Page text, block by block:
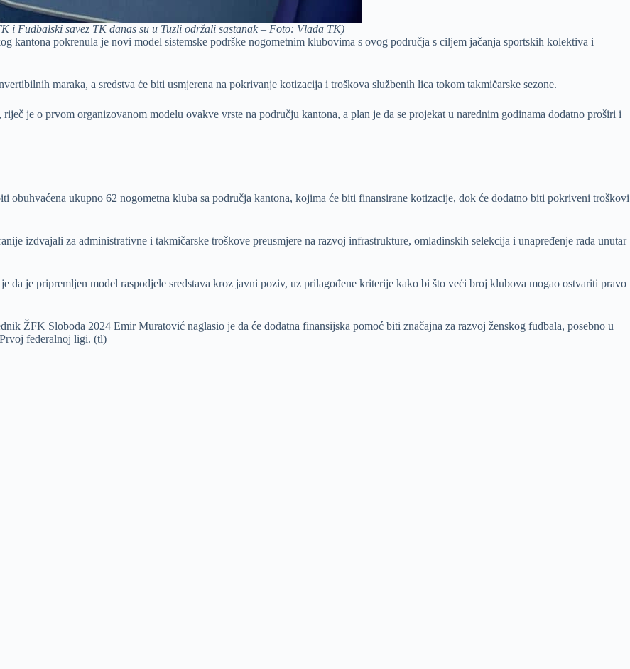
i Fudbalski savez TK danas su u Tuzli održali sastanak – Foto: Vlada TK)
kantona pokrenula je novi model sistemske podrške nogometnim klubovima s ovog područja s ciljem jačanja sportskih kolektiva i
maraka, a sredstva će biti usmjerena na pokrivanje kotizacija i troškova službenih lica tokom takmičarske sezone.
je o prvom organizovanom modelu ovakve vrste na području kantona, a plan je da se projekat u narednim godinama dodatno proširi i
obuhvaćena ukupno 62 nogometna kluba sa područja kantona, kojima će biti finansirane kotizacije, dok će dodatno biti pokriveni troškovi
izdvajali za administrativne i takmičarske troškove preusmjere na razvoj infrastrukture, omladinskih selekcija i unapređenje rada unutar
da je pripremljen model raspodjele sredstava kroz javni poziv, uz prilagođene kriterije kako bi što veći broj klubova mogao ostvariti pravo
ŽFK Sloboda 2024 Emir Muratović naglasio je da će dodatna finansijska pomoć biti značajna za razvoj ženskog fudbala, posebno u
federalnoj ligi. (tl)